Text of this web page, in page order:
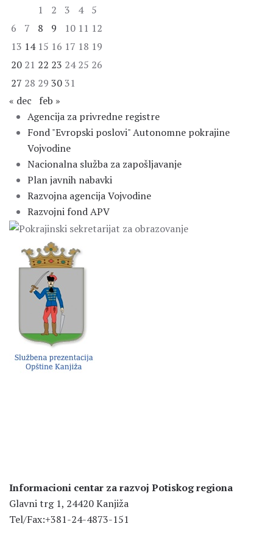
1
2 3 4
5
6
7 8 9 10 11 12
13 14 15 16 17 18 19
20 21 22 23 24 25 26
27 28 29 30 31
« dec
feb »
Agencija za privredne registre
Fond "Evropski poslovi" Autonomne pokrajine
Vojvodine
Nacionalna služba za zapošljavanje
Plan javnih nabavki
Razvojna agencija Vojvodine
Razvojni fond APV
Informacioni centar za razvoj Potiskog regiona
Glavni trg 1, 24420 Kanjiža
Tel/Fax:+381-24-4873-151